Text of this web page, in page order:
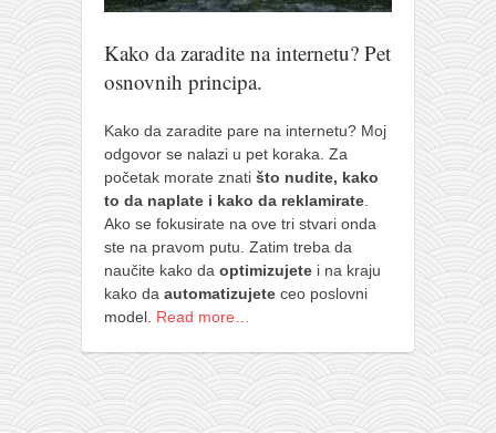
pravoslavlje
zabranjena istorija
ćirilica
porodične priče
umesto tvitera
kalendar srpski
azbuki i knjige
Okinava karate
najnovije na blogu
istorija karatea
bubishi
Kako da zaradite na internetu? Pet
osnovnih principa.
Kako da zaradite pare na internetu? Moj
odgovor se nalazi u pet koraka. Za
početak morate znati što nudite, kako
to da naplate i kako da reklamirate
Ako se fokusirate na ove tri stvari onda
ste na pravom putu. Zatim treba da
naučite kako da optimizujete i na kraju
kako da automatizujete ceo poslovni
model. Read more…